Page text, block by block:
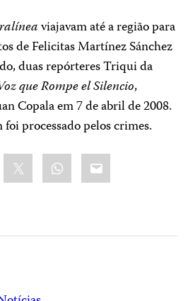
viajavam até a região para
de Felicitas Martínez Sánchez
duas repórteres Triqui da
que Rompe el Silencio,
Copala em 7 de abril de 2008.
processado pelos crimes.
WhatsApp
Email